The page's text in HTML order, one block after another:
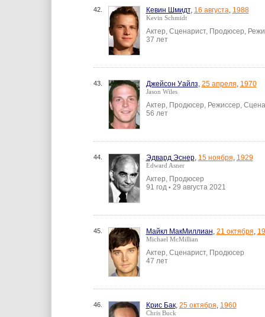
42. Кевин Шмидт, 16 августа, 1988
Kevin Schmidt
Актер, Сценарист, Продюсер,
37 лет
43. Джейсон Уайлз, 25 апреля, 1970
Jason Wiles
Актер, Продюсер, Режиссер,
56 лет
44. Эдвард Эснер, 15 ноября, 1929
Edward Asner
Актер, Продюсер
91 год • 29 августа 2021
45. Майкл МакМиллиан, 21 октября,
Michael McMillian
Актер, Сценарист, Продюсер
47 лет
46. Крис Бак, 25 октября, 1960
Chris Buck